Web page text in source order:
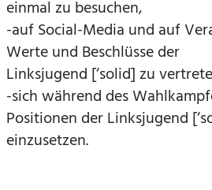
einmal zu besuchen,
-auf Social-Media und auf
Werte und Beschlüsse der
Linksjugend [‘solid] zu
-sich während des
Positionen der Linksjugend
einzusetzen.